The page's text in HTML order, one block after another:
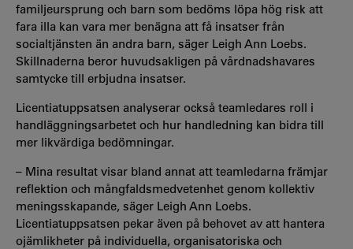
familjeursprung och barn som bedöms löpa hög risk att
fara illa kan vara mer benägna att få insatser från
socialtjänsten än andra barn, säger Leigh Ann Loebs.
Skillnaderna beror huvudsakligen på vårdnadshavares
samtycke till erbjudna insatser.
Licentiatuppsatsen analyserar också teamledares roll i
handläggningsarbetet och hur handledning kan bidra till
mer likvärdiga bedömningar.
– Mina resultat visar bland annat att teamledarna främjar
reflektion och mångfaldsmedvetenhet genom kollektiv
meningsskapande, säger Leigh Ann Loebs.
Licentiatuppsatsen pekar även på behovet av att hantera
ojämlikheter på individuella, organisatoriska och